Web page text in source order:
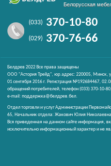
Белорусская
(033) 370-10-80
(029) 370-76-66
Белдрев 2022 Все права защищены
ООО "Астория Трейд", юр.адрес: 220005, Минск,
01 сентября 2016 г. Регистрация №192684467,
обращений потребителей, телефон(033)370-10-80,
e-mail: поддержка@белдрев.бел.
Отдел торговли и услуг Администрации
65, Начальник отдела: Жакович Юлия
Вся приведенная на данном сайте информация,
исключительно информационный характер и не